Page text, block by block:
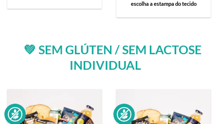
escolha a estampa do tecido
💚 SEM GLÚTEN / SEM LACTOSE
INDIVIDUAL